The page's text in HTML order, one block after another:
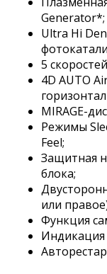
Generator*;
Ultra Hi
5
4D AUTO
MIRAGE-
Режимы
Feel;
Защитная
блока;
или
Функция
Индикация